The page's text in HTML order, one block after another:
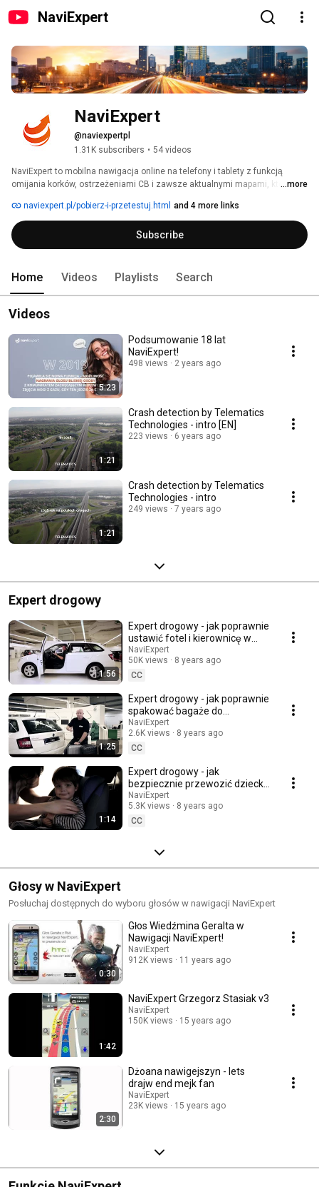
NaviExpert
NaviExpert
@naviexpertpl
1.31K subscribers • 54 videos
NaviExpert to mobilna nawigacja online na telefony i tablety z funkcją
omijania korków, ostrzeżeniami CB i zawsze aktualnymi mapami, która ...more
naviexpert.pl/pobierz-i-przetestuj.html and 4 more links
Subscribe
Home Videos Playlists Search
Videos
5:23
Podsumowanie 18 lat
NaviExpert!
498 views 2 years ago
1:21
Crash detection by Telematics
Technologies - intro [EN]
223 views 6 years ago
1:21
Crash detection by Telematics
Technologies - intro
249 views 7 years ago
Expert drogowy
1:56
Expert drogowy - jak poprawnie
ustawić fotel i kierownicę w
samochodzie?
NaviExpert
50K views
8 years ago
CC
1:25
Expert drogowy - jak poprawnie
spakować bagaże do
samochodu?
NaviExpert
2.6K views
8 years ago
CC
1:14
Expert drogowy - jak
bezpiecznie przewozić dziecko
w aucie?
NaviExpert
5.3K views
8 years ago
CC
Głosy w NaviExpert
Posłuchaj dostępnych do wyboru głosów w nawigacji NaviExpert
0:30
Głos Wiedźmina Geralta w
Nawigacji NaviExpert!
NaviExpert
912K views
11 years ago
1:42
NaviExpert Grzegorz Stasiak v3
NaviExpert
150K views
15 years ago
2:30
Dżoana nawigejszyn - lets
drajw end mejk fan
NaviExpert
23K views
15 years ago